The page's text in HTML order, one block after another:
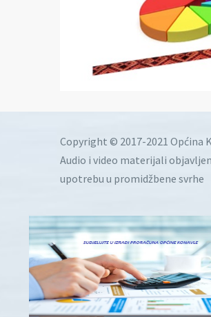
Copyright © 2017-2021 Općina
Audio i video materijali
upotrebu u promidžbene svrhe